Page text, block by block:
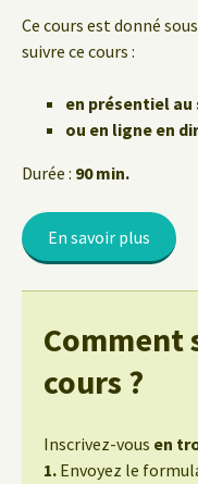
Ce cours est donné
suivre ce cours :
en présentiel au
ou en ligne en
Durée : 90 min.
En savoir plus
Comment
cours ?
Inscrivez-vous en
1. Envoyez le